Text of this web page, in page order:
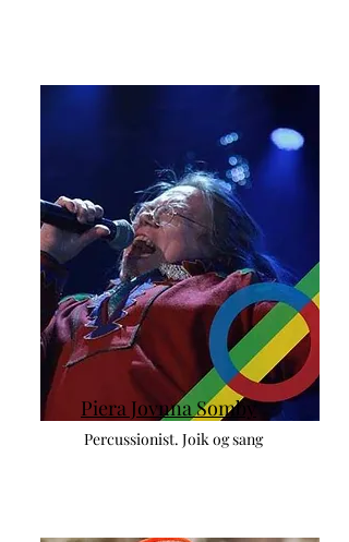
Piera Jovnna Somby
Percussionist. Joik og sang